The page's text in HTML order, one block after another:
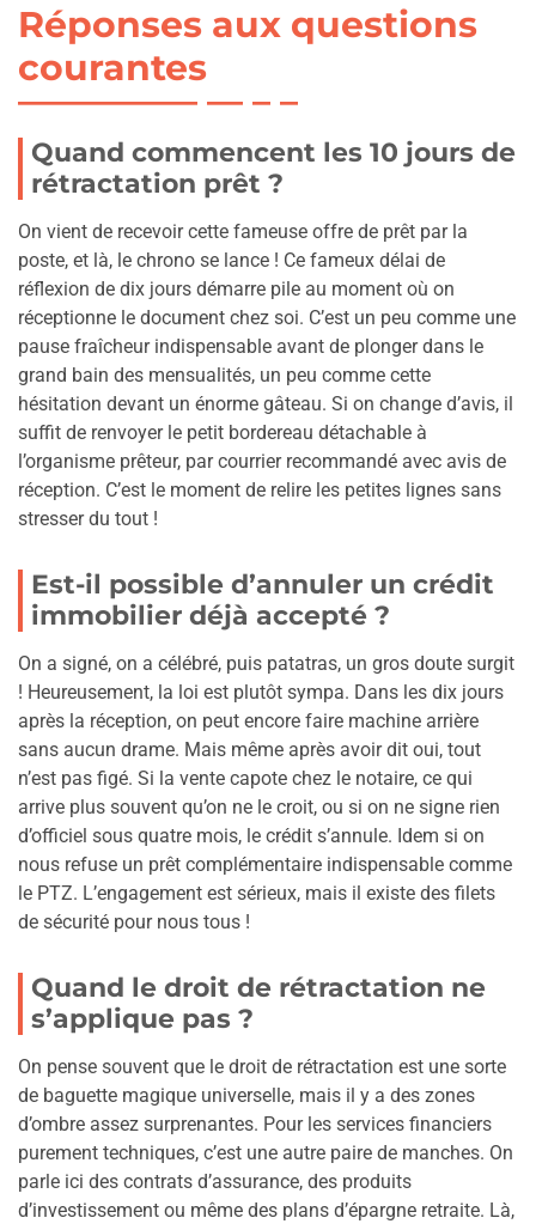
Réponses aux questions
courantes
Quand commencent les 10 jours de
rétractation prêt ?
On vient de recevoir cette fameuse offre de prêt par la
poste, et là, le chrono se lance ! Ce fameux délai de
réflexion de dix jours démarre pile au moment où on
réceptionne le document chez soi. C’est un peu comme une
pause fraîcheur indispensable avant de plonger dans le
grand bain des mensualités, un peu comme cette
hésitation devant un énorme gâteau. Si on change d’avis, il
suffit de renvoyer le petit bordereau détachable à
l’organisme prêteur, par courrier recommandé avec avis de
réception. C’est le moment de relire les petites lignes sans
stresser du tout !
Est-il possible d’annuler un crédit
immobilier déjà accepté ?
On a signé, on a célébré, puis patatras, un gros doute surgit
! Heureusement, la loi est plutôt sympa. Dans les dix jours
après la réception, on peut encore faire machine arrière
sans aucun drame. Mais même après avoir dit oui, tout
n’est pas figé. Si la vente capote chez le notaire, ce qui
arrive plus souvent qu’on ne le croit, ou si on ne signe rien
d’officiel sous quatre mois, le crédit s’annule. Idem si on
nous refuse un prêt complémentaire indispensable comme
le PTZ. L’engagement est sérieux, mais il existe des filets
de sécurité pour nous tous !
Quand le droit de rétractation ne
s’applique pas ?
On pense souvent que le droit de rétractation est une sorte
de baguette magique universelle, mais il y a des zones
d’ombre assez surprenantes. Pour les services financiers
purement techniques, c’est une autre paire de manches. On
parle ici des contrats d’assurance, des produits
d’investissement ou même des plans d’épargne retraite. Là,